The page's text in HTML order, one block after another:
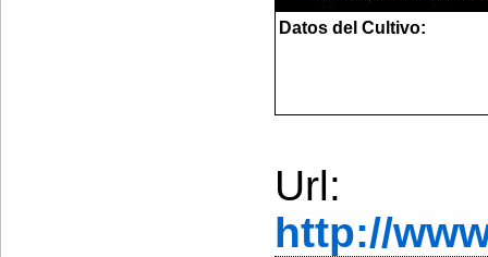
Datos del Cultivo:
Url:
http://